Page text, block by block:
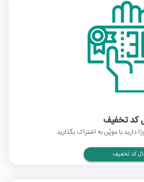
کد تخفیف
دارید با موپُن به اشتراک بگذارید.
کد تخفیف